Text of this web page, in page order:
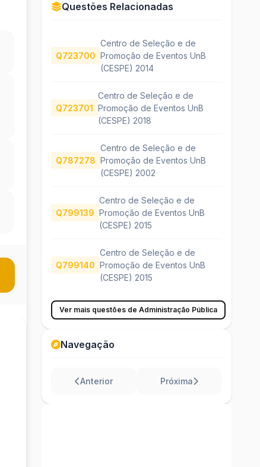
Questões Relacionadas
Q723700
Centro de Seleção e de
Promoção de Eventos UnB
(CESPE) 2014
Q723701
Centro de Seleção e de
Promoção de Eventos UnB
(CESPE) 2018
Q787278
Centro de Seleção e de
Promoção de Eventos UnB
(CESPE) 2002
Q799139
Centro de Seleção e de
Promoção de Eventos UnB
(CESPE) 2015
Q799140
Centro de Seleção e de
Promoção de Eventos UnB
(CESPE) 2015
Ver mais questões de Administração Pública
Navegação
Anterior Próxima